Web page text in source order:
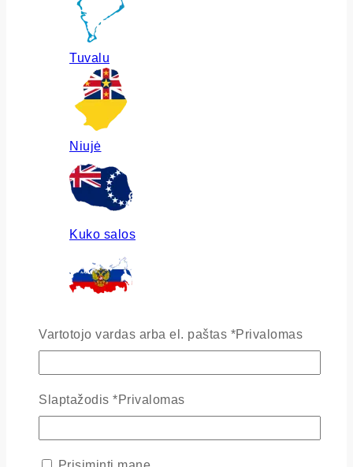
Tuvalu
Niujė
Kuko salos
Vartotojo vardas arba el. paštas *Privalomas
Slaptažodis *Privalomas